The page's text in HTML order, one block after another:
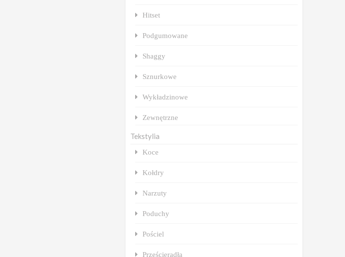
Hitset
Podgumowane
Shaggy
Sznurkowe
Wykładzinowe
Zewnętrzne
Tekstylia
Koce
Kołdry
Narzuty
Poduchy
Pościel
Prześcieradła